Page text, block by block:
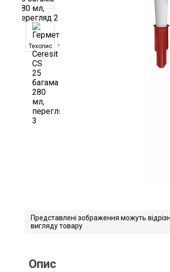
Техопис
Представлені зображення можуть
вигляду товару
Опис